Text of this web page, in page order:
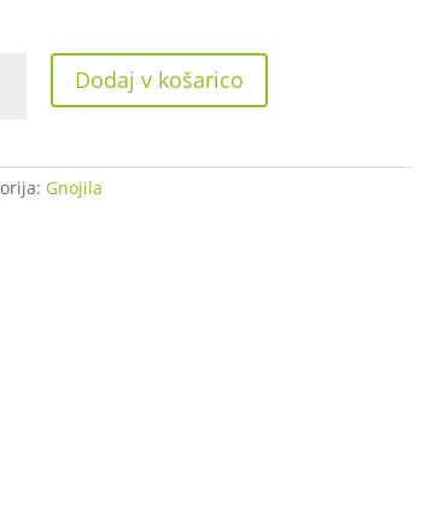
Dodaj v košarico
Gnojila